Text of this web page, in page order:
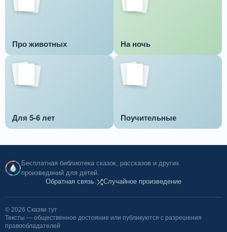
Про животных На ночь
Для 5-6 лет Поучительные
Бесплатная библиотека сказок, рассказов и других
произведений для детей.
Обратная связь· Случайное произведение
© 2026 Сказки тут
Тексты — общественное достояние или публикуются с разрешения
правообладателей